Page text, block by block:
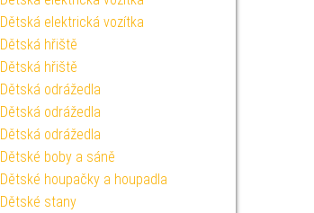
Dětská elektrická vozítka
Dětská hřiště
Dětská hřiště
Dětská odrážedla
Dětská odrážedla
Dětská odrážedla
Dětské boby a sáně
Dětské houpačky a houpadla
Dětské stany